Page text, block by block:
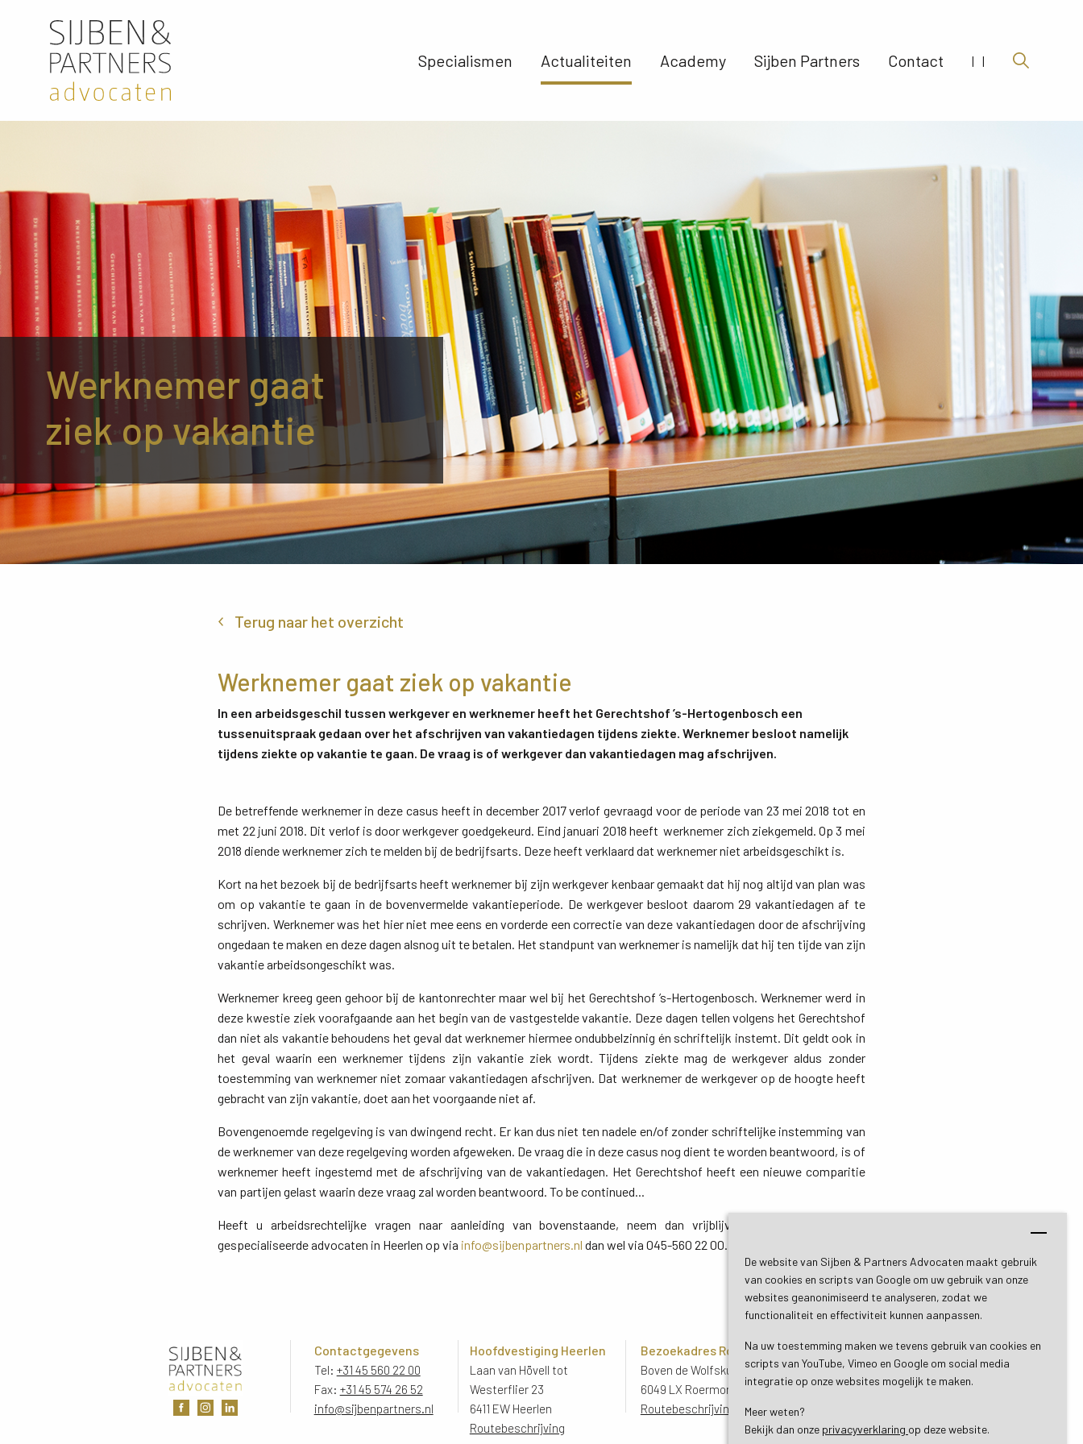
De website van Sijben & Partners Advocaten maakt gebruik
van cookies en scripts van Google om uw gebruik van onze
websites geanonimiseerd te analyseren, zodat we
functionaliteit en effectiviteit kunnen aanpassen.
Na uw toestemming maken we tevens gebruik van cookies en
scripts van YouTube, Vimeo en Google om social media
integratie op onze websites mogelijk te maken.
Meer weten?
Bekijk dan onze privacyverklaring op deze website.
Specialismen Actualiteiten Academy Sijben Partners Contact | |
Werknemer gaat
ziek op vakantie
Terug naar het overzicht
Werknemer gaat ziek op vakantie
In een arbeidsgeschil tussen werkgever en werknemer heeft het Gerechtshof ’s-Hertogenbosch een
tussenuitspraak gedaan over het afschrijven van vakantiedagen tijdens ziekte. Werknemer besloot namelijk
tijdens ziekte op vakantie te gaan. De vraag is of werkgever dan vakantiedagen mag afschrijven.
De betreffende werknemer in deze casus heeft in december 2017 verlof gevraagd voor de periode van 23 mei 2018 tot en
met 22 juni 2018. Dit verlof is door werkgever goedgekeurd. Eind januari 2018 heeft werknemer zich ziekgemeld. Op 3 mei
2018 diende werknemer zich te melden bij de bedrijfsarts. Deze heeft verklaard dat werknemer niet arbeidsgeschikt is.
Kort na het bezoek bij de bedrijfsarts heeft werknemer bij zijn werkgever kenbaar gemaakt dat hij nog altijd van plan was
om op vakantie te gaan in de bovenvermelde vakantieperiode. De werkgever besloot daarom 29 vakantiedagen af te
schrijven. Werknemer was het hier niet mee eens en vorderde een correctie van deze vakantiedagen door de afschrijving
ongedaan te maken en deze dagen alsnog uit te betalen. Het standpunt van werknemer is namelijk dat hij ten tijde van zijn
vakantie arbeidsongeschikt was.
Werknemer kreeg geen gehoor bij de kantonrechter maar wel bij het Gerechtshof ’s-Hertogenbosch. Werknemer werd in
deze kwestie ziek voorafgaande aan het begin van de vastgestelde vakantie. Deze dagen tellen volgens het Gerechtshof
dan niet als vakantie behoudens het geval dat werknemer hiermee ondubbelzinnig én schriftelijk instemt. Dit geldt ook in
het geval waarin een werknemer tijdens zijn vakantie ziek wordt. Tijdens ziekte mag de werkgever aldus zonder
toestemming van werknemer niet zomaar vakantiedagen afschrijven. Dat werknemer de werkgever op de hoogte heeft
gebracht van zijn vakantie, doet aan het voorgaande niet af.
Bovengenoemde regelgeving is van dwingend recht. Er kan dus niet ten nadele en/of zonder schriftelijke instemming van
de werknemer van deze regelgeving worden afgeweken. De vraag die in deze casus nog dient te worden beantwoord, is of
werknemer heeft ingestemd met de afschrijving van de vakantiedagen. Het Gerechtshof heeft een nieuwe comparitie
van partijen gelast waarin deze vraag zal worden beantwoord. To be continued...
Heeft u arbeidsrechtelijke vragen naar aanleiding van bovenstaande, neem dan vrijblijvend contact met onze
gespecialiseerde advocaten in Heerlen op via info@sijbenpartners.nl dan wel via 045-560 22 00.
Contactgegevens
Tel: +31 45 560 22 00
Fax: +31 45 574 26 52
info@sijbenpartners.nl
Hoofdvestiging Heerlen
Laan van Hövell tot
Westerflier 23
6411 EW Heerlen
Routebeschrijving
Bezoekadres Roermond
Boven de Wolfskuil 3
6049 LX Roermond
Routebeschrijving
Bezoekadres De Bilt
Soestdijkseweg Zuid 13
3732 HC De Bilt (Utrecht)